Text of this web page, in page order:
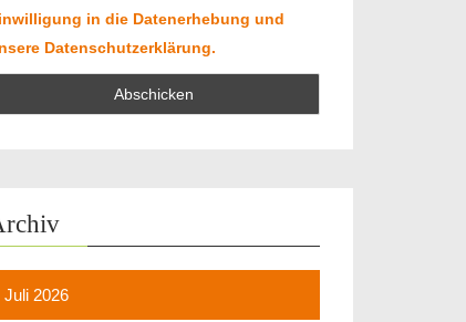
in die Datenerhebung und
Datenschutzerklärung.
Juli 2026